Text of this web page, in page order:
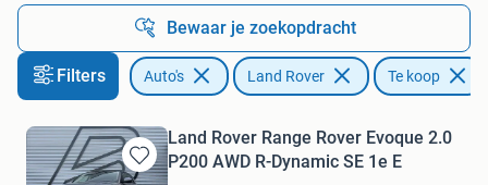
Bewaar je zoekopdracht
Filters Auto's Land Rover Te koop
Bewaren
Land Rover Range Rover Evoque 2.0
P200 AWD R-Dynamic SE 1e E